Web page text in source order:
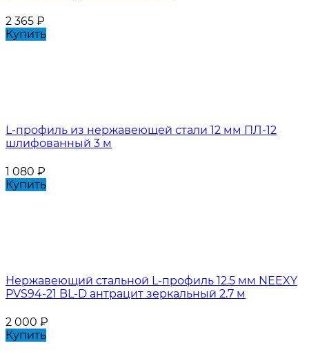
2 365 ₽
Купить
L-профиль из нержавеющей стали 12 мм ПЛ-12
шлифованный 3 м
1 080 ₽
Купить
Нержавеющий стальной L-профиль 12.5 мм NEEXY
PVS94-21 BL-D антрацит зеркальный 2.7 м
2 000 ₽
Купить